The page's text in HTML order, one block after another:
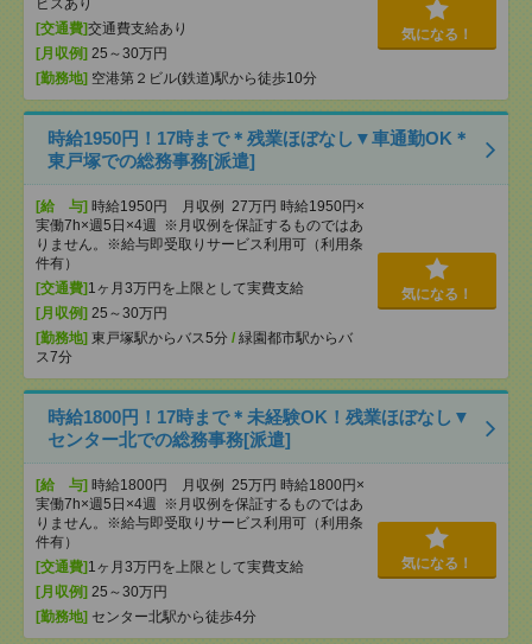
ビスあり
[交通費]交通費支給あり
[月収例] 25～30万円
[勤務地] 空港第２ビル(鉄道)駅から徒歩10分
気になる！
時給1950円！17時まで＊残業ほぼなし▼車通勤OK＊
東戸塚での総務事務[派遣]
[給 与] 時給1950円 月収例 27万円 時給1950円×
実働7h×週5日×4週 ※月収例を保証するものではあ
りません。※給与即受取りサービス利用可（利用条
件有）
[交通費] 1ヶ月3万円を上限として実費支給
[月収例] 25～30万円
[勤務地] 東戸塚駅からバス5分 / 緑園都市駅からバ
ス7分
気になる！
時給1800円！17時まで＊未経験OK！残業ほぼなし▼
センター北での総務事務[派遣]
[給 与] 時給1800円 月収例 25万円 時給1800円×
実働7h×週5日×4週 ※月収例を保証するものではあ
りません。※給与即受取りサービス利用可（利用条
件有）
[交通費] 1ヶ月3万円を上限として実費支給
[月収例] 25～30万円
[勤務地] センター北駅から徒歩4分
気になる！